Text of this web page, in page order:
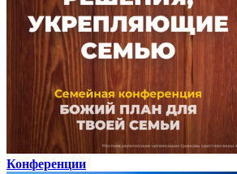
Конференции